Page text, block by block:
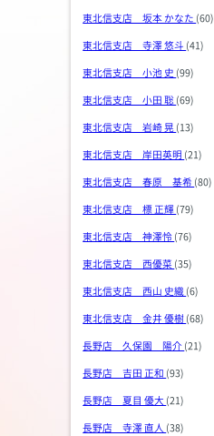
東北信支店 坂本 かなた (60)
東北信支店 寺澤 悠斗 (41)
東北信支店 小池 史 (99)
東北信支店 小田 聡 (69)
東北信支店 岩崎 晃 (13)
東北信支店 岸田英明 (21)
東北信支店 春原 基希 (80)
東北信支店 標 正輝 (79)
東北信支店 神澤怜 (76)
東北信支店 西優菜 (35)
東北信支店 西山 史織 (6)
東北信支店 金井 優樹 (68)
長野店 久保園 陽介 (21)
長野店 吉田 正和 (93)
長野店 夏目 優大 (21)
長野店 寺澤 直人 (38)